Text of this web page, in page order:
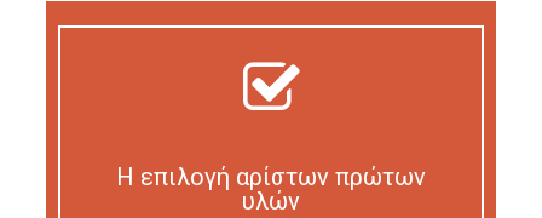
Η επιλογή αρίστων πρώτων
υλών